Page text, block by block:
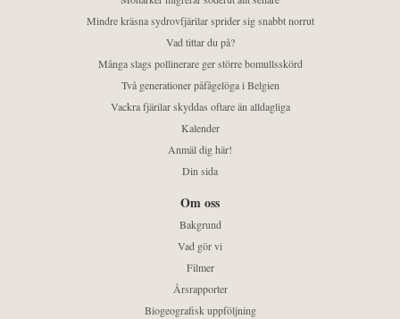
Mindre kräsna sydrovfjärilar sprider sig snabbt norrut
Vad tittar du på?
Många slags pollinerare ger större bomullsskörd
Två generationer påfågelöga i Belgien
Vackra fjärilar skyddas oftare än alldagliga
Kalender
Anmäl dig här!
Din sida
Om oss
Bakgrund
Vad gör vi
Filmer
Årsrapporter
Biogeografisk uppföljning